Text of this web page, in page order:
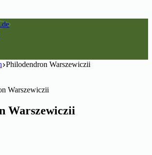
Philodendron Warszewiczii
Warszewiczii